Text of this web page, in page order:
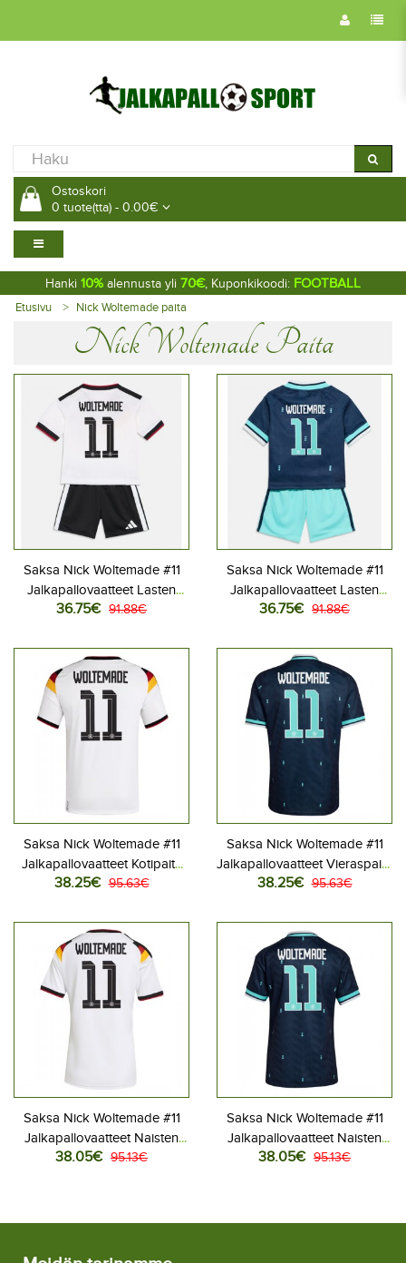
Ostoskori
0 tuote(tta) - 0.00€
Hanki 10% alennusta yli 70€, Kuponkikoodi: FOOTBALL
Etusivu Nick Woltemade paita
Nick Woltemade Paita
Saksa Nick Woltemade #11
Jalkapallovaatteet Lasten
Kotipeliasu MM-kisat 2026
housut)
36.75€ 91.88€
Saksa Nick Woltemade #11
Jalkapallovaatteet Lasten
Vieraspeliasu MM-kisat 2026
housut)
36.75€ 91.88€
Saksa Nick Woltemade #11
Jalkapallovaatteet Kotipaita
MM-kisat 2026 Lyhythihainen
38.25€ 95.63€
Saksa Nick Woltemade #11
Jalkapallovaatteet Vieraspaita
MM-kisat 2026 Lyhythihainen
38.25€ 95.63€
Saksa Nick Woltemade #11
Jalkapallovaatteet Naisten
Kotipaita MM-kisat 2026
38.05€ 95.13€
Saksa Nick Woltemade #11
Jalkapallovaatteet Naisten
Vieraspaita MM-kisat 2026
38.05€ 95.13€